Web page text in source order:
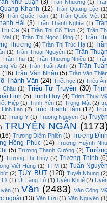
Trần Nhương (1)
Khanh (12) Trần Quang Lộc
Trần Quốc Toàn (1) Trần Quốc Việt
Hải (3) Trần Thành Nghĩa (1)
Ca (9) Trần Thị Cổ Tích (2) Trần
Mai (1) Trần Thị Ngọc Hồng (1) Trần
Thương (4) Trần Thị Trúc Hạ (1)
(1) Trần Thoại Nguyên (2) Trần
Trần Thư (1) Trần Thương Nhiều (1)
Vũ (2) Trần Tuấn Anh (2) Trần
(16) Trần Văn Nhân (5) Trần Văn
Thành Văn (24) Triết học (2) Triều
Châu (1) Triệu Từ Truyền (30)
Linh (5) Trịnh Huy (4) Trịnh Thuỳ
Hiệp (1) Trịnh Yến (2) Trọng Mật (2)
Linh Lan (2) Trúc Thanh Tâm (12)
(1) Trung Y (1) Truong Nguyen (1)
TRUYỆN NGẮN
(16) Trương Diễm Phiến (1) Trương
Hồng Phúc (14) Trương Huỳnh
(5) Trương Thanh Cường (2)
Trương Thị Thúy (2) Trường Thịnh
Viết Hùng (1) TTM (1) Tuấn
(2) TÙY BÚT (120) Tuyết Nhung
TX (1) Út Lãng Tử (1) Uyên Khuê (2)
(1) Văn (2483) Văn Công
ngoài (13) Văn Lưu (1) Văn Nguyên